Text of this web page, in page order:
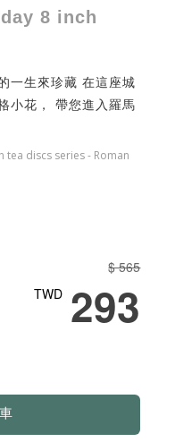
8 inch
一生來珍藏 在這座城
小花， 帶您進入羅馬
tea discs series - Roman
$ 565
TWD 293